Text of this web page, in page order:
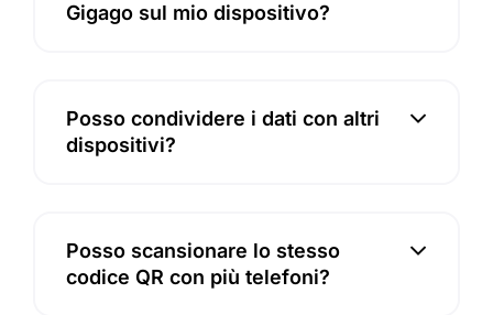
Gigago sul mio dispositivo?
Posso condividere i dati con altri
dispositivi?
Posso scansionare lo stesso
codice QR con più telefoni?